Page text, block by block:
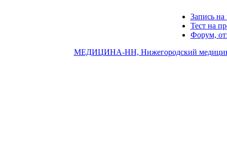
Запись на
Тест на
Форум,
МЕДИЦИНА-НН, Нижегородский